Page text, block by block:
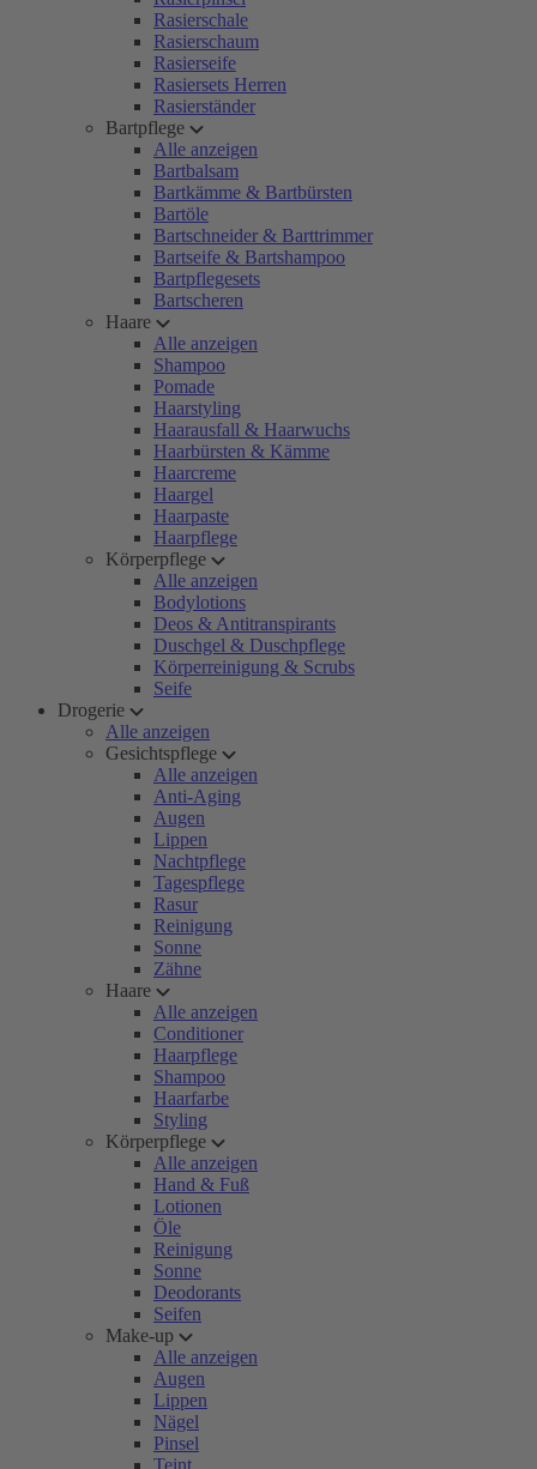
Rasierschale
Rasierschaum
Rasierseife
Rasiersets Herren
Rasierständer
Bartpflege
Alle anzeigen
Bartbalsam
Bartkämme & Bartbürsten
Bartöle
Bartschneider & Barttrimmer
Bartseife & Bartshampoo
Bartpflegesets
Bartscheren
Haare
Alle anzeigen
Shampoo
Pomade
Haarstyling
Haarausfall & Haarwuchs
Haarbürsten & Kämme
Haarcreme
Haargel
Haarpaste
Haarpflege
Körperpflege
Alle anzeigen
Bodylotions
Deos & Antitranspirants
Duschgel & Duschpflege
Körperreinigung & Scrubs
Seife
Drogerie
Alle anzeigen
Gesichtspflege
Alle anzeigen
Anti-Aging
Augen
Lippen
Nachtpflege
Tagespflege
Rasur
Reinigung
Sonne
Zähne
Haare
Alle anzeigen
Conditioner
Haarpflege
Shampoo
Haarfarbe
Styling
Körperpflege
Alle anzeigen
Hand & Fuß
Lotionen
Öle
Reinigung
Sonne
Deodorants
Seifen
Make-up
Alle anzeigen
Augen
Lippen
Nägel
Pinsel
Teint